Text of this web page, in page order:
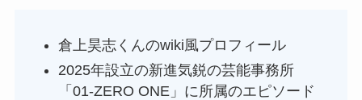
倉上昊志くんのwiki風プロフィール
2025年設立の新進気鋭の芸能事務所
「01-ZERO ONE」に所属のエピソード